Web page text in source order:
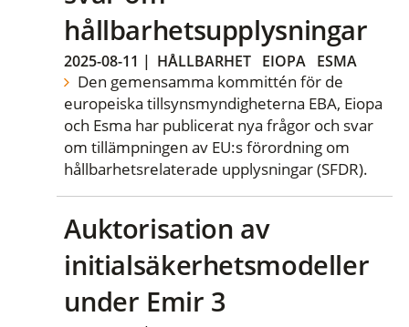
hållbarhetsupplysningar
2025-08-11 | HÅLLBARHET EIOPA ESMA
Den gemensamma kommittén för de
europeiska tillsynsmyndigheterna EBA, Eiopa
och Esma har publicerat nya frågor och svar
om tillämpningen av EU:s förordning om
hållbarhetsrelaterade upplysningar (SFDR).
Auktorisation av
initialsäkerhetsmodeller
under Emir 3